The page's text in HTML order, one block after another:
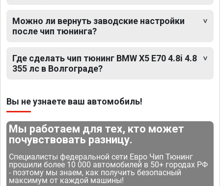
Можно ли вернуть заводские настройки
после чип тюнинга?
Где сделать чип тюнинг BMW X5 E70 4.8i 4.8
355 лс в Волгограде?
Вы не узнаете ваш автомобиль!
Мы работаем для тех, кто может
почувствовать разницу.
Специалисты федеральной сети Евро Чип Тюнинг
прошили более 10 000 автомобилей в 50+ городах РФ
- поэтому мы знаем, как получить безопасный
максимум от каждой машины!